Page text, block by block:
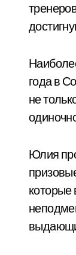
года в
не
Юлия
которые